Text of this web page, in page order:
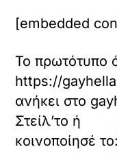
[embedded
Το πρωτότυπο
https://
ανήκει στο